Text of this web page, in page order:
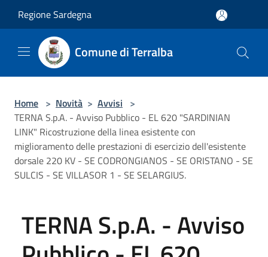
Regione Sardegna
Comune di Terralba
Home > Novità > Avvisi >
TERNA S.p.A. - Avviso Pubblico - EL 620 "SARDINIAN
LINK" Ricostruzione della linea esistente con
miglioramento delle prestazioni di esercizio dell'esistente
dorsale 220 KV - SE CODRONGIANOS - SE ORISTANO - SE
SULCIS - SE VILLASOR 1 - SE SELARGIUS.
TERNA S.p.A. - Avviso